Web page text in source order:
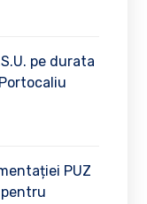
pe durata
PUZ